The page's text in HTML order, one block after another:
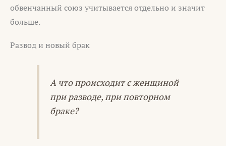
обвенчанный союз учитывается отдельно и значит
больше.
Развод и новый брак
А что происходит с женщиной
при разводе, при повторном
браке?